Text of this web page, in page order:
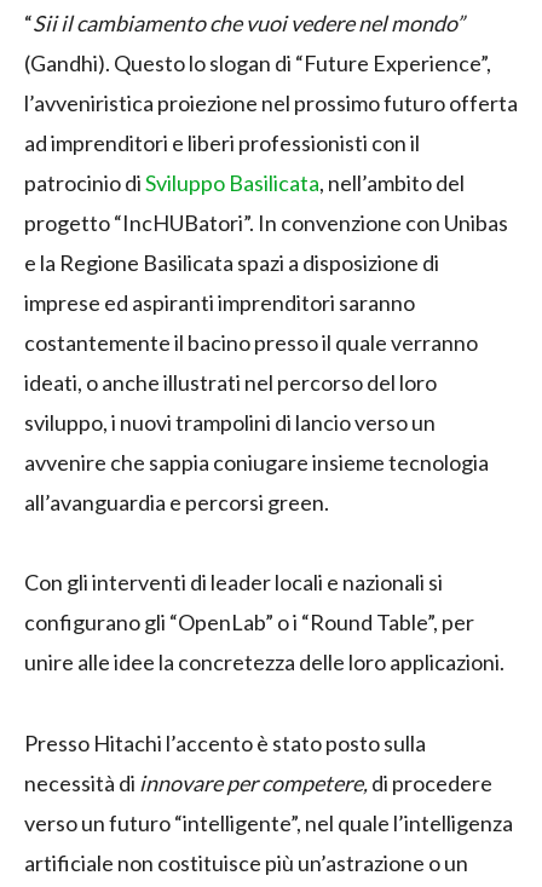
“Sii il cambiamento che vuoi vedere nel mondo”
(Gandhi). Questo lo slogan di “Future Experience”,
l’avveniristica proiezione nel prossimo futuro offerta
ad imprenditori e liberi professionisti con il
patrocinio diSviluppo Basilicata, nell’ambito del
progetto “IncHUBatori”. In convenzione con Unibas
e la Regione Basilicata spazi a disposizione di
imprese ed aspiranti imprenditori saranno
costantemente il bacino presso il quale verranno
ideati, o anche illustrati nel percorso del loro
sviluppo, i nuovi trampolini di lancio verso un
avvenire che sappia coniugare insieme tecnologia
all’avanguardia e percorsi green.
Con gli interventi di leader locali e nazionali si
configurano gli “OpenLab” o i “Round Table”, per
unire alle idee la concretezza delle loro applicazioni.
Presso Hitachi l’accento è stato posto sulla
necessità di innovare per competere,di procedere
verso un futuro “intelligente”, nel quale l’intelligenza
artificiale non costituisce più un’astrazione o un